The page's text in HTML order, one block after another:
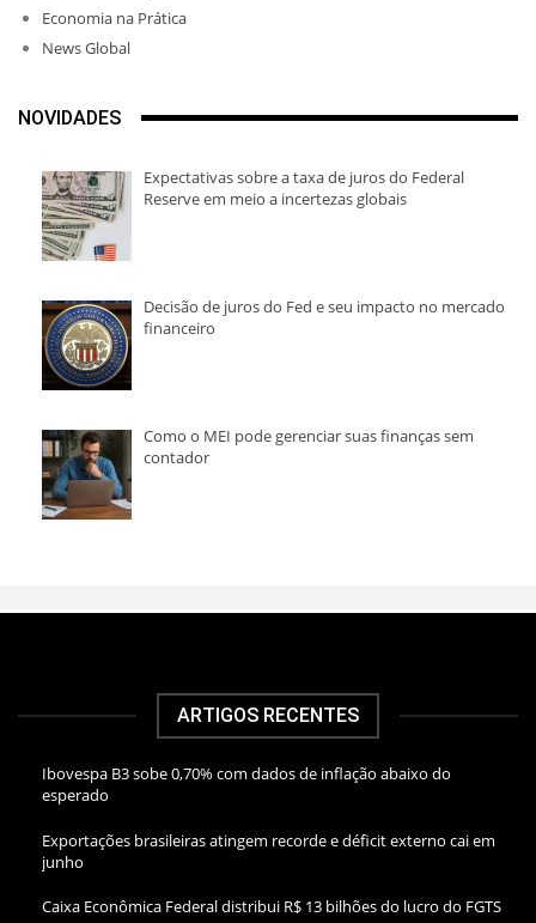
Economia na Prática
News Global
NOVIDADES
Expectativas sobre a taxa de juros do Federal
Reserve em meio a incertezas globais
Decisão de juros do Fed e seu impacto no mercado
financeiro
Como o MEI pode gerenciar suas finanças sem
contador
ARTIGOS RECENTES
Ibovespa B3 sobe 0,70% com dados de inflação abaixo do
esperado
Exportações brasileiras atingem recorde e déficit externo cai em
junho
Caixa Econômica Federal distribui R$ 13 bilhões do lucro do FGTS